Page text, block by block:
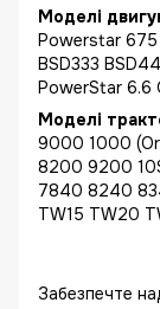
Моделі
Powerstar
BSD333
PowerStar 6.6
Моделі
9000 1000
8200 9200
7840 8240
TW15 TW20
Забезпечте